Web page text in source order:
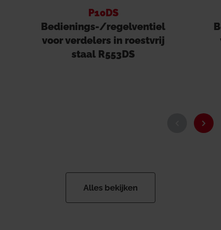
P10DS
Bedienings-/regelventiel
voor verdelers in roestvrij
staal R553DS
Alles bekijken